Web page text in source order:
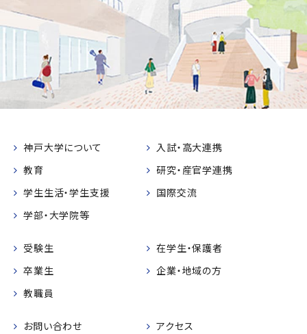
神戸大学について
入試・高大連携
教育
研究・産官学連携
学生生活・学生支援
国際交流
学部・大学院等
受験生
在学生・保護者
卒業生
企業・地域の方
教職員
お問い合わせ
アクセス